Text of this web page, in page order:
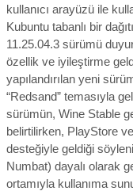
kullanıcı arayüzü ile
Kubuntu tabanlı bir
11.25.04.3 sürümü
özellik ve iyileştirme gel
yapılandırılan yeni
“Redsand” temasıyla
sürümün, Wine Stable
belirtilirken, PlayStore
desteğiyle geldiği
Numbat) dayalı olarak
ortamıyla kullanıma